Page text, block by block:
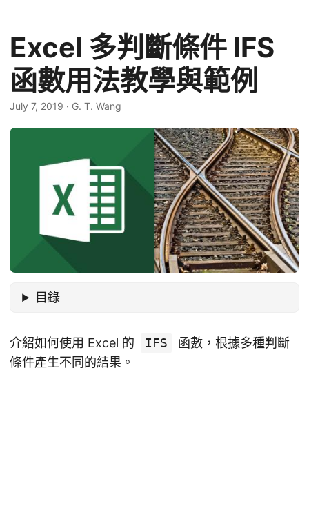
Excel 多判斷條件 IFS
函數用法教學與範例
July 7, 2019 · G. T. Wang
目錄
介紹如何使用 Excel 的 IFS
函數，根據多種判斷
條件產生不同的結果。